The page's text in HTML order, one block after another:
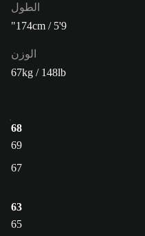
الطول
174cm / 5'9"
الوزن
67kg / 148lb
68
69
67
63
65